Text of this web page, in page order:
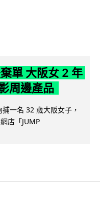
單 大阪女 2 年
周邊產品
一名 32 歲大阪女子，
店「JUMP